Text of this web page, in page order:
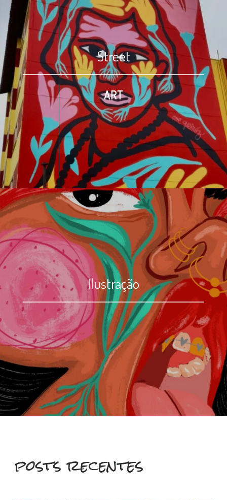
Street
ART
Ilustração
posts recentes